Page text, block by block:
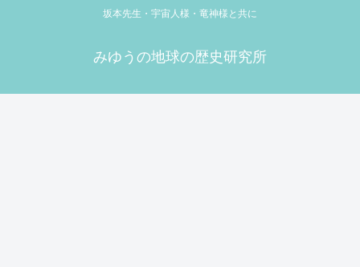
坂本先生・宇宙人様・竜神様と共に
みゆうの地球の歴史研究所